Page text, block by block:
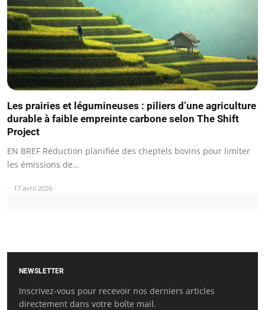
Les prairies et légumineuses : piliers d’une agriculture
durable à faible empreinte carbone selon The Shift
Project
EN BREF Réduction planifiée des cheptels bovins pour limiter
les émissions de…
17 avril 2026
NEWSLETTER
Inscrivez-vous pour recevoir nos derniers articles
directement dans votre boîte mail.